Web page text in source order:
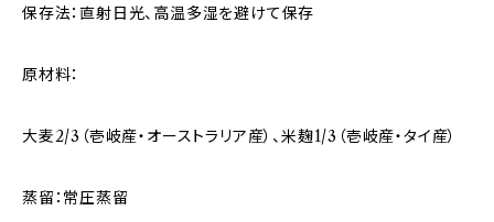
保存法：直射日光、高温多湿を避けて保存
原材料：
大麦2/3（壱岐産・オーストラリア産）、米麹1/3（壱岐産・タイ産）
蒸留：常圧蒸留